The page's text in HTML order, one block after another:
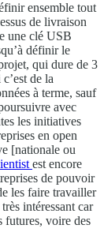
ensemble tout
de livraison
une clé USB
définir le
qui dure de 3
de la
à terme, sauf
avec
les initiatives
en open
[nationale ou
est encore
de pouvoir
les faire travailler
intéressant car
futures, voire des